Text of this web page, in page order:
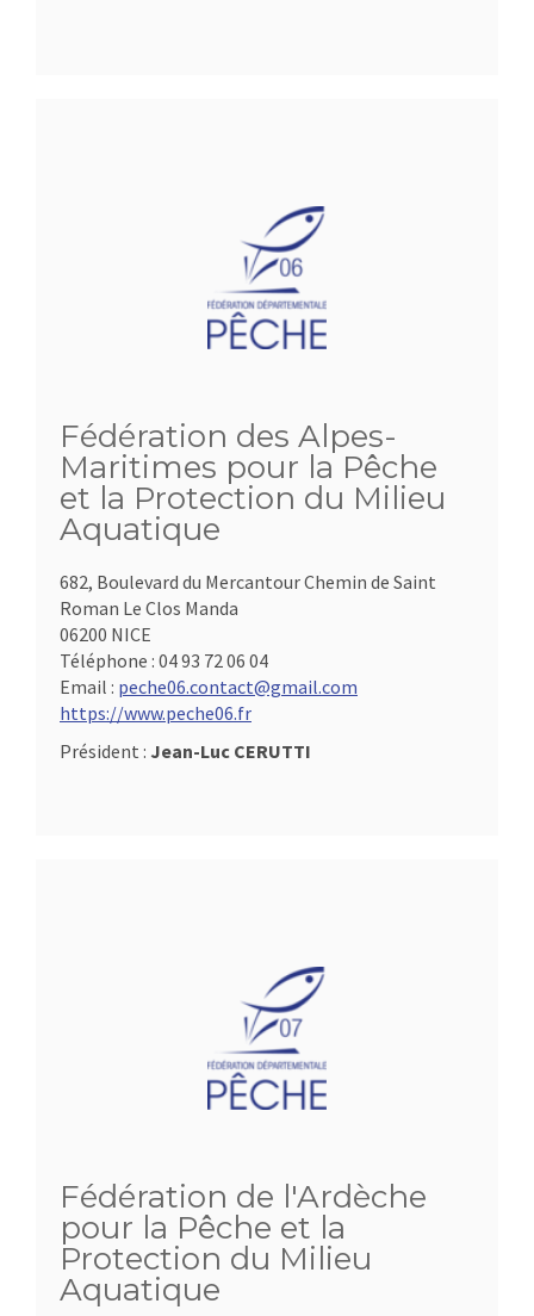
Fédération des Alpes-
Maritimes pour la Pêche
et la Protection du Milieu
Aquatique
682, Boulevard du Mercantour Chemin de Saint
Roman Le Clos Manda
06200 NICE
Téléphone : 04 93 72 06 04
Email : peche06.contact@gmail.com
https://www.peche06.fr
Président : Jean-Luc CERUTTI
Fédération de l'Ardèche
pour la Pêche et la
Protection du Milieu
Aquatique